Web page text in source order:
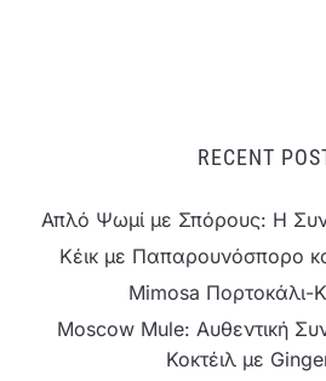
RECENT
Απλό Ψωμί με Σπόρους: Η
Κέικ με Παπαρουνόσπορο
Mimosa Πορτοκάλι-
Moscow Mule: Αυθεντική
Κοκτέιλ με